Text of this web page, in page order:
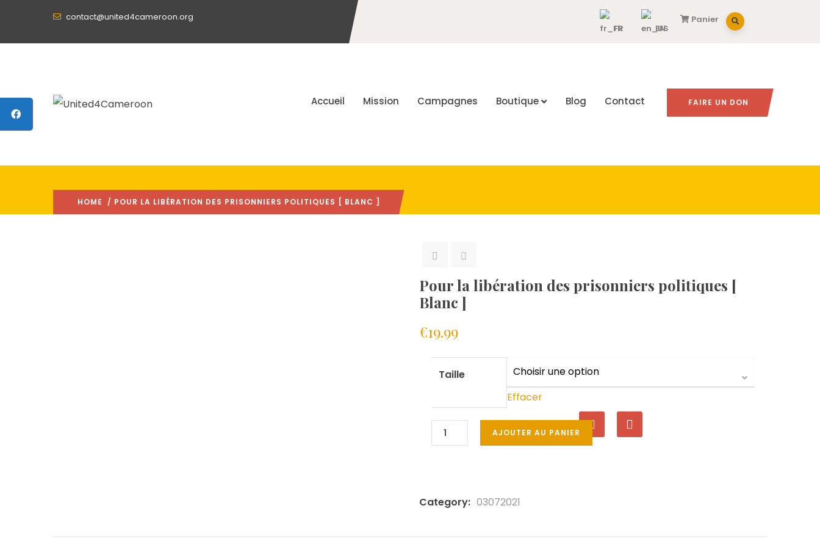
contact@united4cameroon.org
FR
EN
Panier
Accueil Mission Campagnes Boutique Blog Contact FAIRE UN DON
HOME / POUR LA LIBÉRATION DES PRISONNIERS POLITIQUES [ BLANC ]
Pour la libération des prisonniers politiques [
Blanc ]
€19.99
Taille
Effacer
AJOUTER AU PANIER
Category: 03072021